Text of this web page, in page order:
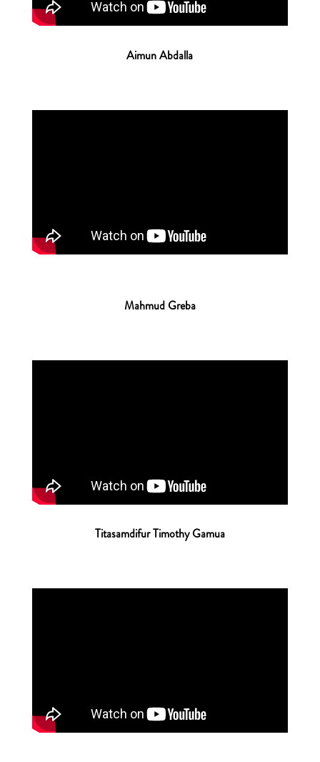
Aimun Abdalla
Mahmud Greba
Titasamdifur Timothy Gamua